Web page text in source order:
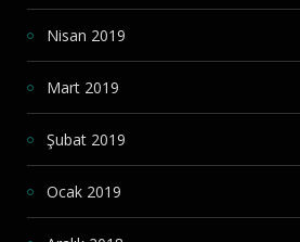
Nisan 2019
Mart 2019
Şubat 2019
Ocak 2019